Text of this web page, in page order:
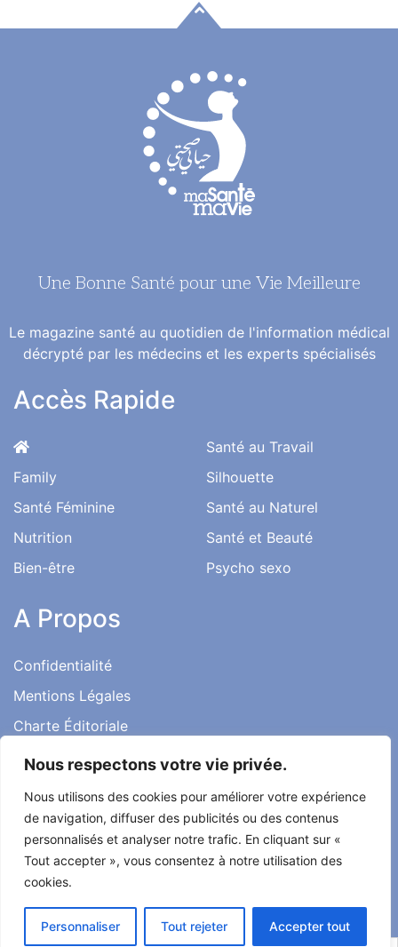
Nous respectons votre vie privée.
Nous utilisons des cookies pour améliorer votre expérience
de navigation, diffuser des publicités ou des contenus
personnalisés et analyser notre trafic. En cliquant sur «
Tout accepter », vous consentez à notre utilisation des
cookies.
Personnaliser Tout rejeter Accepter tout
Une Bonne Santé pour une Vie Meilleure
Le magazine santé au quotidien de l'information médical
décrypté par les médecins et les experts spécialisés
Accès Rapide
Family
Santé Féminine
Nutrition
Bien-être
Santé au Travail
Silhouette
Santé au Naturel
Santé et Beauté
Psycho sexo
A Propos
Confidentialité
Mentions Légales
Charte Éditoriale
Conditions d’utilisation
Témoignages
Tout droit réservé ma santé ma vie 2022
Développé parAlcomnet